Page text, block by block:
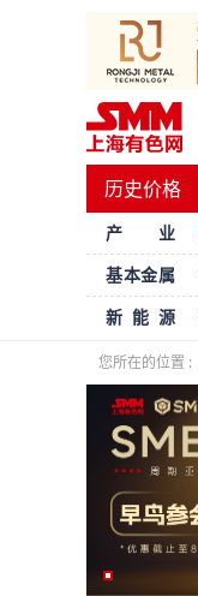
历史价格
产 业
基本金属
新能源
您所在的位置 :